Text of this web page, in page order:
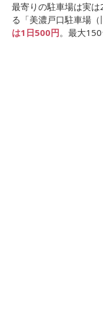
最寄りの駐車場は実
る「美濃戸口駐車場
は1日500円。最大150